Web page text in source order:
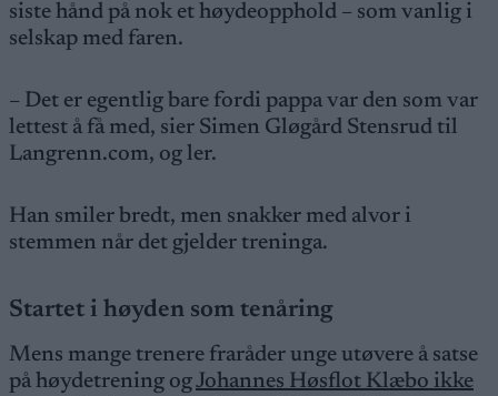
siste hånd på nok et høydeopphold – som vanlig i
selskap med faren.
– Det er egentlig bare fordi pappa var den som var
lettest å få med, sier Simen Gløgård Stensrud til
Langrenn.com, og ler.
Han smiler bredt, men snakker med alvor i
stemmen når det gjelder treninga.
Startet i høyden som tenåring
Mens mange trenere fraråder unge utøvere å satse
på høydetrening ogJohannes Høsflot Klæbo ikke